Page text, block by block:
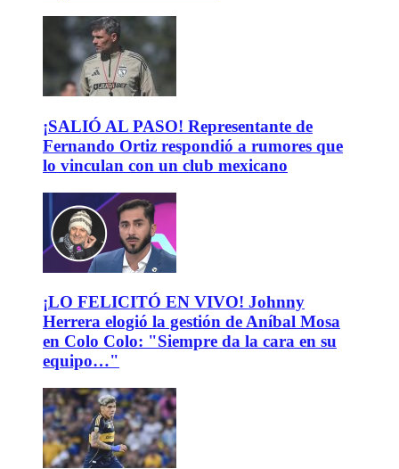
¡SALIÓ AL PASO! Representante de
Fernando Ortiz respondió a rumores que
lo vinculan con un club mexicano
¡LO FELICITÓ EN VIVO! Johnny
Herrera elogió la gestión de Aníbal Mosa
en Colo Colo: "Siempre da la cara en su
equipo…"